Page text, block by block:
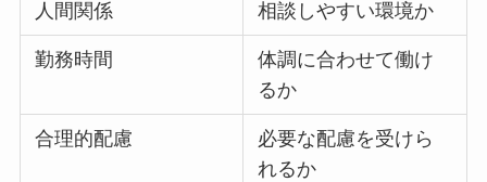
人間関係 相談しやすい環境か
勤務時間
体調に合わせて働け
るか
合理的配慮
必要な配慮を受けら
れるか